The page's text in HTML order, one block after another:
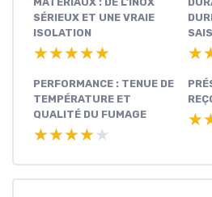
SÉRIEUX ET UNE VRAIE
ISOLATION
★★★★★
★★★★★
PERFORMANCE : TENUE DE
TEMPÉRATURE ET
QUALITÉ DU FUMAGE
★★★★★
★★★★★